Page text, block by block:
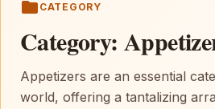
CATEGORY
Category:
Appetizers are an essential
world, offering a tantalizing